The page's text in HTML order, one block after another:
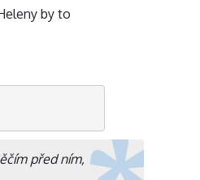
by to
před ním,